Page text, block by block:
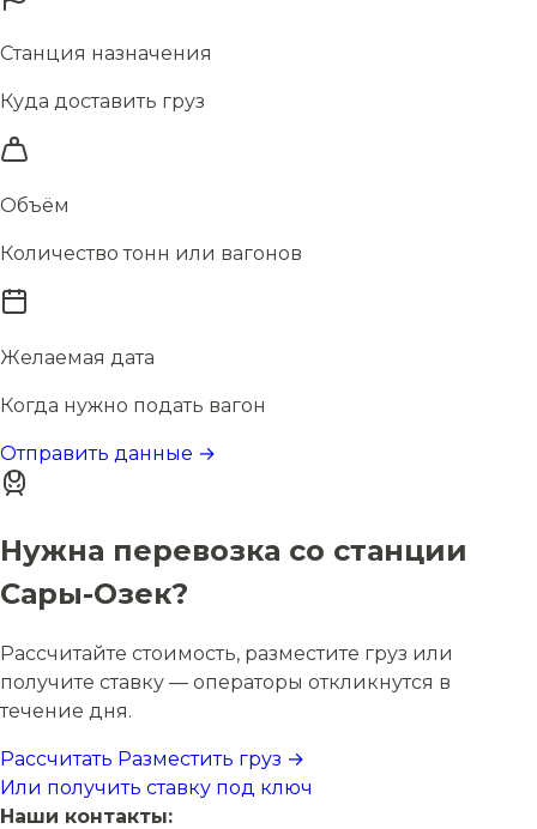
Станция назначения
Куда доставить груз
Объём
Количество тонн или вагонов
Желаемая дата
Когда нужно подать вагон
Отправить данные →
Нужна перевозка со станции
Сары-Озек?
Рассчитайте стоимость, разместите груз или
получите ставку — операторы откликнутся в
течение дня.
Рассчитать Разместить груз →
Или получить ставку под ключ
Наши контакты: